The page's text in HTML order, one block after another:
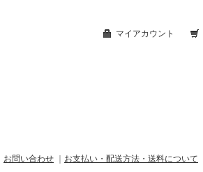
マイアカウント
お問い合わせ ｜ お支払い・配送方法・送料について